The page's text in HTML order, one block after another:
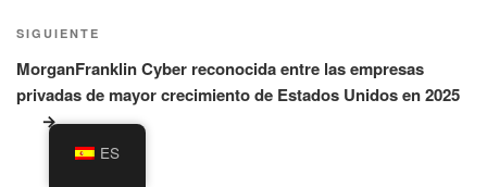
Siguiente
entrada
SIGUIENTE
MorganFranklin Cyber reconocida entre las empresas
privadas de mayor crecimiento de Estados Unidos en 2025
ES